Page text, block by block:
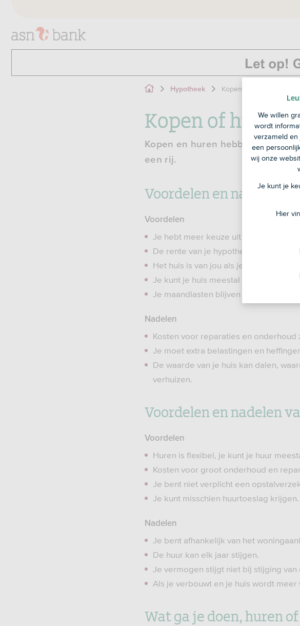
Hypotheek Kopen of huren
Kopen of huren:
Kopen en huren hebben allebei
een rij.
Voordelen en nadelen
Voordelen
Je hebt meer keuze uit verschillende
De rente van je hypotheek is onder
Het huis is van jou als je de hele
Je kunt je huis meestal verbouwen
Je maandlasten blijven gelijk als je
Nadelen
Kosten voor reparaties en
Je moet extra belastingen en
De waarde van je huis kan dalen,
verhuizen.
Voordelen en nadelen
Voordelen
Huren is flexibel, je kunt je huur
Kosten voor groot onderhoud en
Je bent niet verplicht een
Je kunt misschien huurtoeslag krijgen.
Nadelen
Je bent afhankelijk van het
De huur kan elk jaar stijgen.
Je vermogen stijgt niet bij stijging van
Als je verbouwt en je huis wordt
Wat ga je doen, huren
We willen
wordt
verzameld en
een
wij onze
Je kunt je
Hier